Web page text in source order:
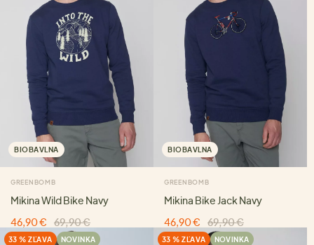
BIOBAVLNA
GREENBOMB
Mikina Wild Bike Navy
46,90 €
69,90 €
BIOBAVLNA
GREENBOMB
Mikina Bike Jack Navy
46,90 €
69,90 €
33 % ZĽAVA NOVINKA 33 % ZĽAVA NOVINKA